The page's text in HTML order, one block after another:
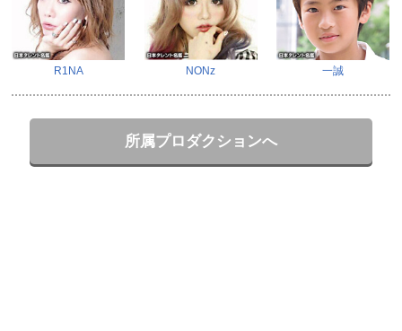
R1NA NONz 一誠
所属プロダクションへ